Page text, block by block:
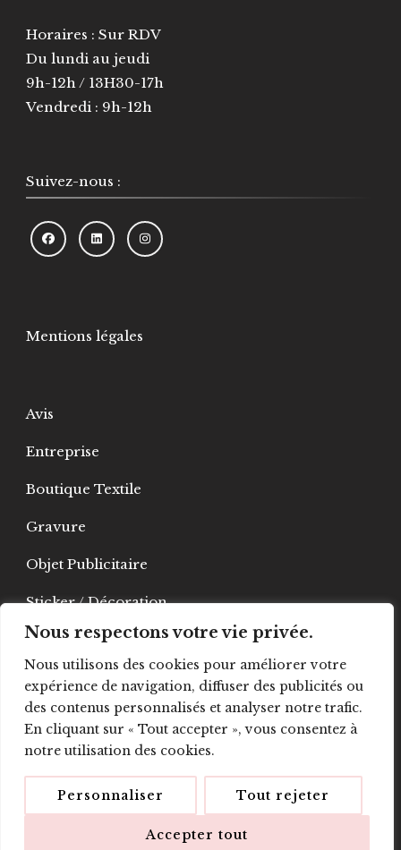
Nous respectons votre vie privée.
Nous utilisons des cookies pour améliorer votre
expérience de navigation, diffuser des publicités ou
des contenus personnalisés et analyser notre trafic.
En cliquant sur « Tout accepter », vous consentez à
notre utilisation des cookies.
Personnaliser Tout rejeter
Accepter tout
Horaires : Sur RDV
Du lundi au jeudi
9h-12h / 13H30-17h
Vendredi : 9h-12h
Suivez-nous :
Mentions légales
Avis
Entreprise
Boutique Textile
Gravure
Objet Publicitaire
Sticker / Décoration
PLV
Signalétique
Vitrophanie
Véhicules
Contact